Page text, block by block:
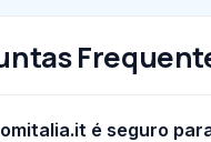
é seguro